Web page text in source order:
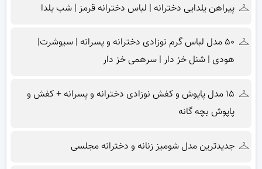
پیراهن یلدایی دخترانه | لباس دخترانه قرمز | شب یلدا
۵۰ مدل لباس گرم نوزادی دخترانه و پسرانه | سیوشرت|
هودی | شنل خز دار | سرهمی خز دار
۱۵ مدل پاپوش و کفش نوزادی دخترانه و پسرانه + کفش و
پاپوش بچه گانه
جدیدترین مدل شومیز زنانه و دخترانه مجلسی